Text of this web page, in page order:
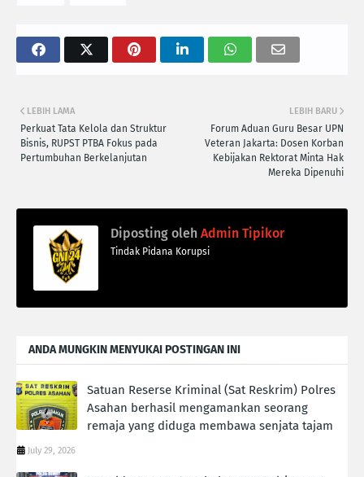
LEBIH BARU
Forum Aduan Guru Besar UPN
Veteran Jakarta: Dosen Korban
Kebijakan Rektorat Minta Hak
Mereka Dipenuhi
LEBIH LAMA
Perkuat Tata Kelola dan Struktur
Bisnis, RUPST PTBA Fokus pada
Pertumbuhan Berkelanjutan
Diposting oleh Admin Tipikor
Tindak Pidana Korupsi
ANDA MUNGKIN MENYUKAI POSTINGAN INI
Satuan Reserse Kriminal (Sat Reskrim) Polres
Asahan berhasil mengamankan seorang
remaja yang diduga membawa senjata tajam
July 29, 2026